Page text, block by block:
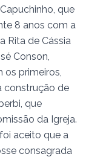
que
8 anos com a
Rita de Cássia
Conson,
primeiros,
construção de
que
da Igreja.
aceito que a
consagrada